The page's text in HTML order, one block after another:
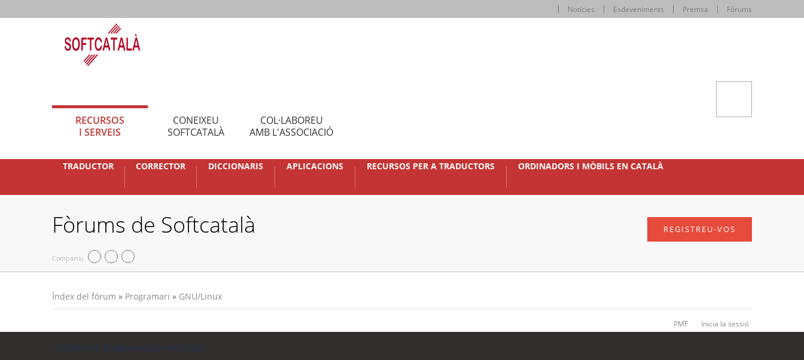
Notícies Esdeveniments Premsa Fòrums
RECURSOS
I SERVEIS
CONEIXEU
SOFTCATALÀ
COL·LABOREU
AMB L'ASSOCIACIÓ
TRADUCTOR CORRECTOR DICCIONARIS APLICACIONS RECURSOS PER A TRADUCTORS ORDINADORS I MÒBILS EN CATALÀ
Fòrums de Softcatalà
Compartiu
REGISTREU-VOS
Índex del fòrum » Programari » GNU/Linux
PMF Inicia la sessió